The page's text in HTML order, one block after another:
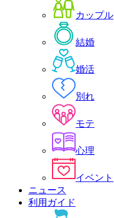
カップル
結婚
婚活
別れ
モテ
心理
イベント
ニュース
利用ガイド